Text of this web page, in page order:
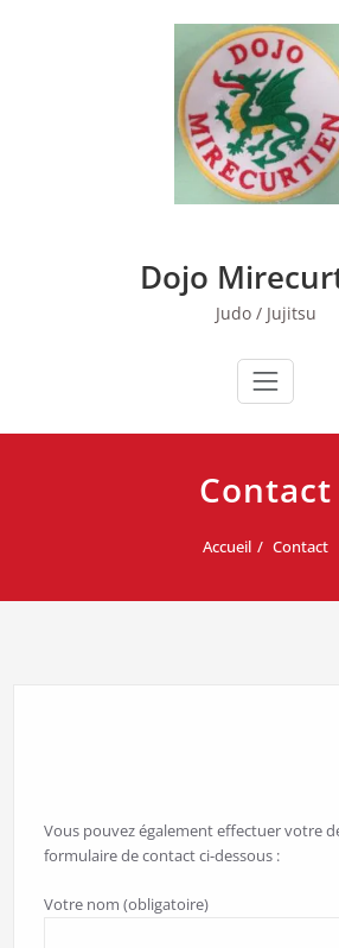
Dojo
Judo / Jujitsu
Contact
Accueil Contact
Vous pouvez également effectuer votre
formulaire de contact ci-dessous :
Votre nom (obligatoire)